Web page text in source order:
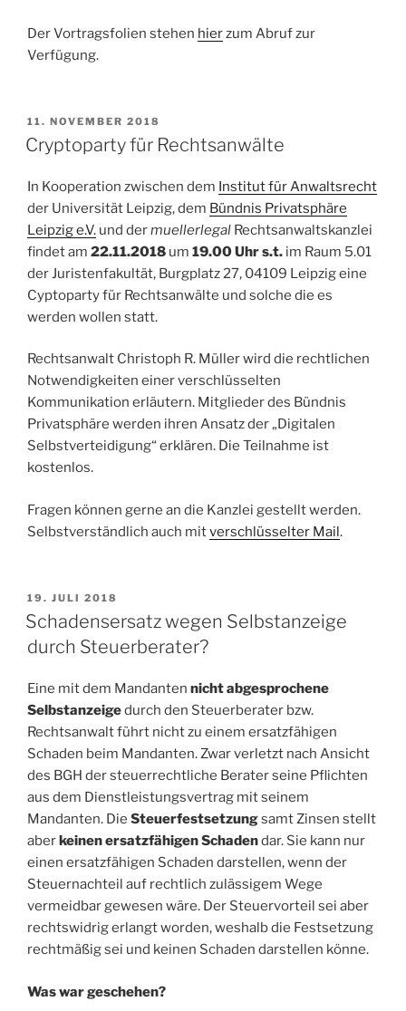
Der Vortragsfolien stehen hierzum Abruf zur
Verfügung.
VERÖFFENTLICHT
AM
11. NOVEMBER 2018
Cryptoparty für Rechtsanwälte
In Kooperation zwischen dem Institut für Anwaltsrecht
der Universität Leipzig, dem Bündnis Privatsphäre
Leipzig e.V. und dermuellerlegal Rechtsanwaltskanzlei
findet am 22.11.2018 um 19.00 Uhr s.t. im Raum 5.01
der Juristenfakultät, Burgplatz 27, 04109 Leipzig eine
Cyptoparty für Rechtsanwälte und solche die es
werden wollen statt.
Rechtsanwalt Christoph R. Müller wird die rechtlichen
Notwendigkeiten einer verschlüsselten
Kommunikation erläutern. Mitglieder des Bündnis
Privatsphäre werden ihren Ansatz der „Digitalen
Selbstverteidigung“ erklären. Die Teilnahme ist
kostenlos.
Fragen können gerne an die Kanzlei gestellt werden.
Selbstverständlich auch mitverschlüsselter Mail.
VERÖFFENTLICHT
AM
19. JULI 2018
Schadensersatz wegen Selbstanzeige
durch Steuerberater?
Eine mit dem Mandanten nicht abgesprochene
Selbstanzeigedurch den Steuerberater bzw.
Rechtsanwalt führt nicht zu einem ersatzfähigen
Schaden beim Mandanten. Zwar verletzt nach Ansicht
des BGH der steuerrechtliche Berater seine Pflichten
aus dem Dienstleistungsvertrag mit seinem
Mandanten. Die Steuerfestsetzungsamt Zinsen stellt
aberkeinen ersatzfähigen Schadendar. Sie kann nur
einen ersatzfähigen Schaden darstellen, wenn der
Steuernachteil auf rechtlich zulässigem Wege
vermeidbar gewesen wäre. Der Steuervorteil sei aber
rechtswidrig erlangt worden, weshalb die Festsetzung
rechtmäßig sei und keinen Schaden darstellen könne.
Was war geschehen?